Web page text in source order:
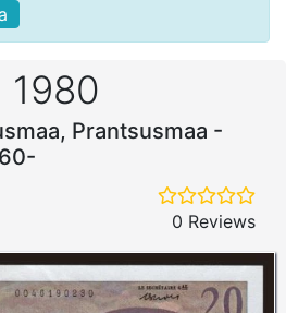
1980
Prantsusmaa -
0 Reviews